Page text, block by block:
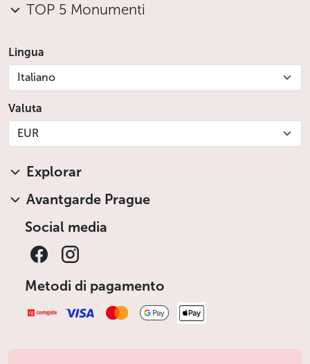
TOP 5 Monumenti
Lingua
Italiano
Valuta
EUR
Explorar
Avantgarde Prague
Social media
Metodi di pagamento